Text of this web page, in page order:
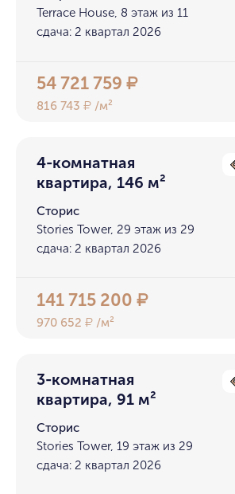
Terrace House, 8 этаж из 11
сдача: 2 квартал 2026
54 721 759₽
816 743₽ /м²
4-комнатная
квартира, 146 м²
Сторис
Stories Tower, 29 этаж из 29
сдача: 2 квартал 2026
141 715 200₽
970 652₽ /м²
3-комнатная
квартира, 91 м²
Сторис
Stories Tower, 19 этаж из 29
сдача: 2 квартал 2026